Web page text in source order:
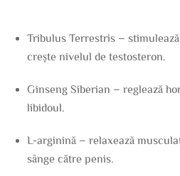
Tribulus Terrestris –
crește nivelul de testosteron.
Ginseng Siberian – reglează
libidoul.
L-arginină – relaxează
sânge către penis.